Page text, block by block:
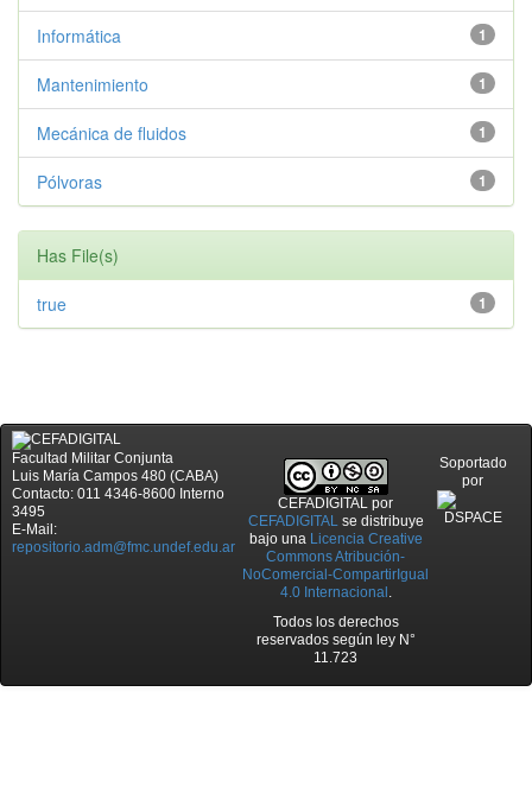
1
Informática
1
Mantenimiento
1
Mecánica de fluidos
1
Pólvoras
Has File(s)
1
true
Facultad Militar Conjunta
Luis María Campos 480 (CABA)
Contacto: 011 4346-8600 Interno
3495
E-Mail:
repositorio.adm@fmc.undef.edu.ar
CEFADIGITAL por
CEFADIGITALse distribuye
bajo una Licencia Creative
Commons Atribución-
NoComercial-CompartirIgual
4.0 Internacional .
Todos los derechos
reservados según ley N°
11.723
Soportado
por